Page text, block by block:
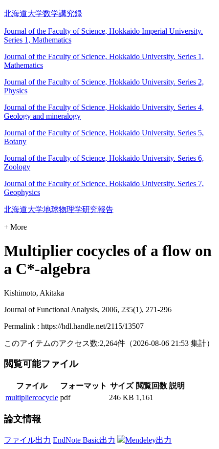
北海道大学数学講究録
Journal of the Faculty of Science, Hokkaido Imperial University.
Series 1, Mathematics
Journal of the Faculty of Science, Hokkaido University. Series 1,
Mathematics
Journal of the Faculty of Science, Hokkaido University. Series 2,
Physics
Journal of the Faculty of Science, Hokkaido University. Series 4,
Geology and mineralogy
Journal of the Faculty of Science, Hokkaido University. Series 5,
Botany
Journal of the Faculty of Science, Hokkaido University. Series 6,
Zoology
Journal of the Faculty of Science, Hokkaido University. Series 7,
Geophysics
北海道大学地球物理学研究報告
+ More
Multiplier cocycles of a flow on
a C*-algebra
Kishimoto, Akitaka
Journal of Functional Analysis, 2006, 235(1), 271-296
Permalink : https://hdl.handle.net/2115/13507
このアイテムのアクセス数:2,264件 （2026-08-06 21:53 集計）
閲覧可能ファイル
ファイル フォーマット サイズ 閲覧回数 説明
multipliercocycle pdf 246 KB 1,161
論文情報
ファイル出力 EndNote Basic出力 Mendeley出力